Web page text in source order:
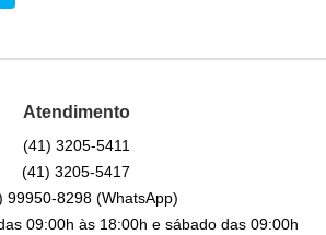
Atendimento
(41) 3205-5411
(41) 3205-5417
99950-8298 (WhatsApp)
09:00h às 18:00h e sábado das 09:00h